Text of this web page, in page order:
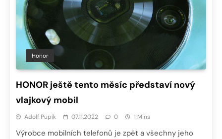
Honor
HONOR ještě tento měsíc představí nový
vlajkový mobil
Adolf Pupík 07.11.2022 0 1 Mins
Výrobce mobilních telefonů je zpět a všechny jeho